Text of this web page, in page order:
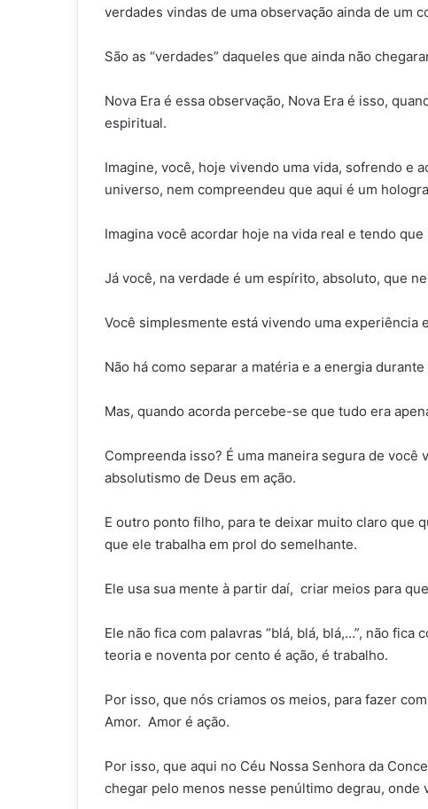
verdades vindas de uma observação ainda de um
São as “verdades” daqueles que ainda não
Nova Era é essa observação, Nova Era é isso,
espiritual.
Imagine, você, hoje vivendo uma vida, sofrendo e
universo, nem compreendeu que aqui é um
Imagina você acordar hoje na vida real e tendo
Já você, na verdade é um espírito, absoluto, que
Você simplesmente está vivendo uma experiência
Não há como separar a matéria e a energia
Mas, quando acorda percebe-se que tudo era
Compreenda isso? É uma maneira segura de
absolutismo de Deus em ação.
E outro ponto filho, para te deixar muito claro que
que ele trabalha em prol do semelhante.
Ele usa sua mente à partir daí, criar meios para
Ele não fica com palavras “blá, blá, blá,…”, não
teoria e noventa por cento é ação, é trabalho.
Por isso, que nós criamos os meios, para fazer
Amor. Amor é ação.
Por isso, que aqui no Céu Nossa Senhora da
chegar pelo menos nesse penúltimo degrau,